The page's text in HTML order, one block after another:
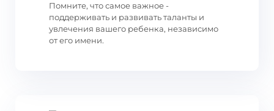
Помните, что самое важное -
поддерживать и развивать таланты и
увлечения вашего ребенка, независимо
от его имени.